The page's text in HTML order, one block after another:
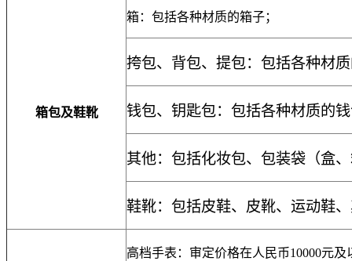
箱包及鞋靴
箱：包括各种材质的箱子；
挎包、背包、提包：包括各种材
钱包、钥匙包：包括各种材质的
其他：包括化妆包、包装袋（盒
鞋靴：包括皮鞋、皮靴、运动鞋
高档手表：审定价格在人民币10000元及